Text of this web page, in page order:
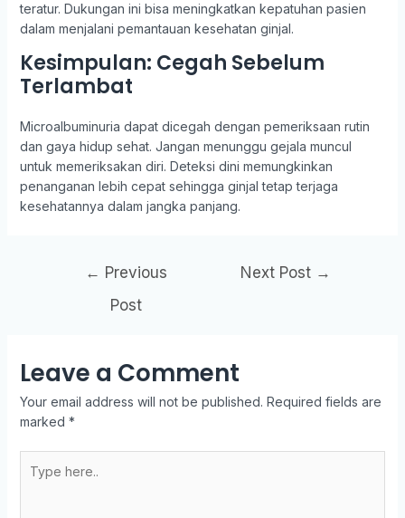
teratur. Dukungan ini bisa meningkatkan kepatuhan pasien
dalam menjalani pemantauan kesehatan ginjal.
Kesimpulan: Cegah Sebelum
Terlambat
Microalbuminuria dapat dicegah dengan pemeriksaan rutin
dan gaya hidup sehat. Jangan menunggu gejala muncul
untuk memeriksakan diri. Deteksi dini memungkinkan
penanganan lebih cepat sehingga ginjal tetap terjaga
kesehatannya dalam jangka panjang.
← Previous
Post
Next Post →
Leave a Comment
Your email address will not be published. Required fields are
marked *